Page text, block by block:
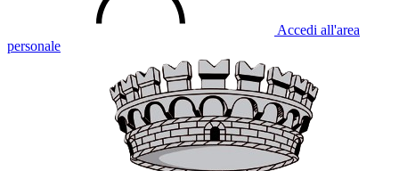
Accedi all'area
personale